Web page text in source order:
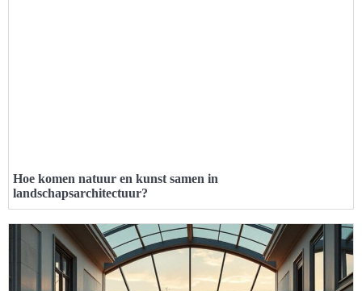
Hoe komen natuur en kunst samen in
landschapsarchitectuur?